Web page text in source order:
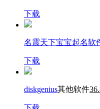
下载
名震天下宝宝起名软
下载
diskgenius其他软件